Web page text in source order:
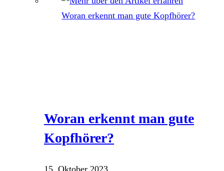
Woran erkennt man gute
Kopfhörer?
15. Oktober 2023